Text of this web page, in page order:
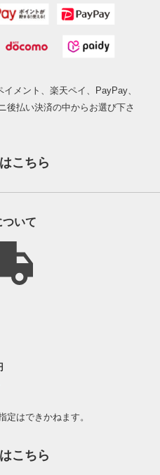
メント、楽天ペイ、PayPay、
後払い決済の中からお選び下さ
こちら
いて
定はできかねます。
こちら